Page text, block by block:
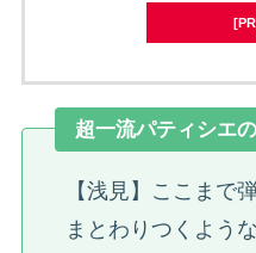
超一流パティシエ
【浅見】ここまで
まとわりつくよう